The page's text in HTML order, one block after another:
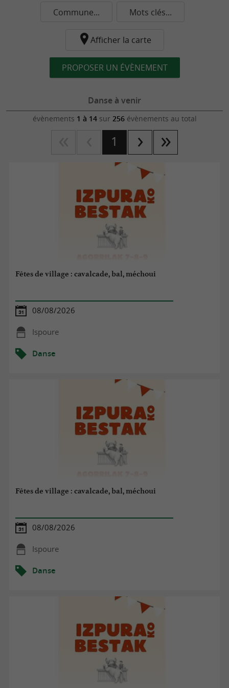
Commune... Mots clés...
Afficher la carte
PROPOSER UN ÉVÈNEMENT
Danse à venir
évènements 1 à 14sur 256évènements au total
1
Fêtes de village : cavalcade, bal, méchoui
08/08/2026
Ispoure
Danse
Fêtes de village : cavalcade, bal, méchoui
08/08/2026
Ispoure
Danse